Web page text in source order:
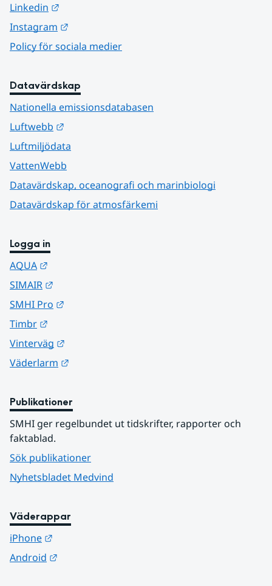
Linkedin
Instagram
Policy för sociala medier
Datavärdskap
Nationella emissionsdatabasen
Luftwebb
Luftmiljödata
VattenWebb
Datavärdskap, oceanografi och marinbiologi
Datavärdskap för atmosfärkemi
Logga in
AQUA
SIMAIR
SMHI Pro
Timbr
Vinterväg
Väderlarm
Publikationer
SMHI ger regelbundet ut tidskrifter, rapporter och
faktablad.
Sök publikationer
Nyhetsbladet Medvind
Väderappar
iPhone
Android